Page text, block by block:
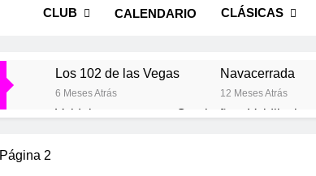
CLUB CALENDARIO CLÁSICAS
Los 102 de las Vegas
6 Meses Atrás
Navacerrada
12 Meses Atrás
Valdelaguna+ Carabaña – Valdilecha
Página 2